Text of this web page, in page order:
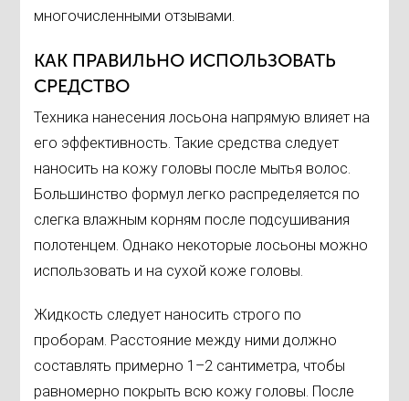
многочисленными отзывами.
КАК ПРАВИЛЬНО ИСПОЛЬЗОВАТЬ
СРЕДСТВО
Техника нанесения лосьона напрямую влияет на
его эффективность. Такие средства следует
наносить на кожу головы после мытья волос.
Большинство формул легко распределяется по
слегка влажным корням после подсушивания
полотенцем. Однако некоторые лосьоны можно
использовать и на сухой коже головы.
Жидкость следует наносить строго по
проборам. Расстояние между ними должно
составлять примерно 1–2 сантиметра, чтобы
равномерно покрыть всю кожу головы. После